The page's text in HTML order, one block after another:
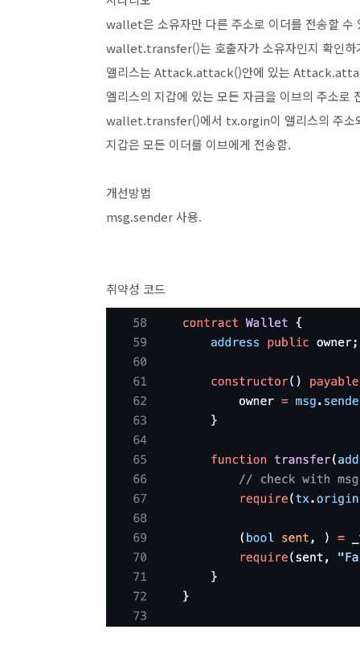
wallet은 소유자만 다른 주소로 이더를 전송할 수
wallet.transfer()는 호출자가 소유자인지 확인
앨리스는 Attack.attack()안에 있는
엘리스의 지갑에 있는 모든 자금을 이브의 주소로
wallet.transfer()에서 tx.orgin이 앨리스의 주소
지갑은 모든 이더를 이브에게 전송함.
개선방법
msg.sender사용.
취약성 코드